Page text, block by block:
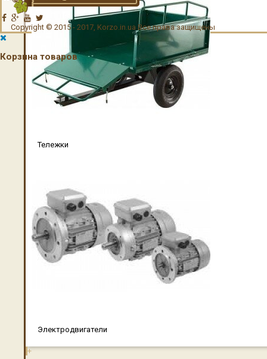
Тележки
Электродвигатели
+
Copyright © 2015 - 2017, Korzo.in.ua Все права защищены
Корзина товаров